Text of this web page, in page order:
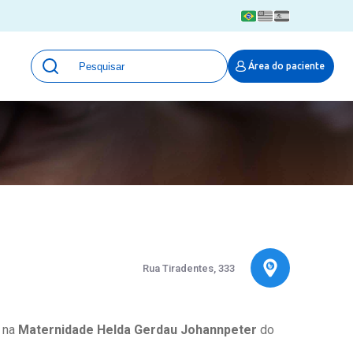
Área do paciente
Unidades
Qualidade e Segurança em saúde
Pesquisa Hospital Moinhos de Vento
Pronto Atendimento Digital
Rua Tiradentes, 333
Maternidade Helda Gerdau Johannpeter do